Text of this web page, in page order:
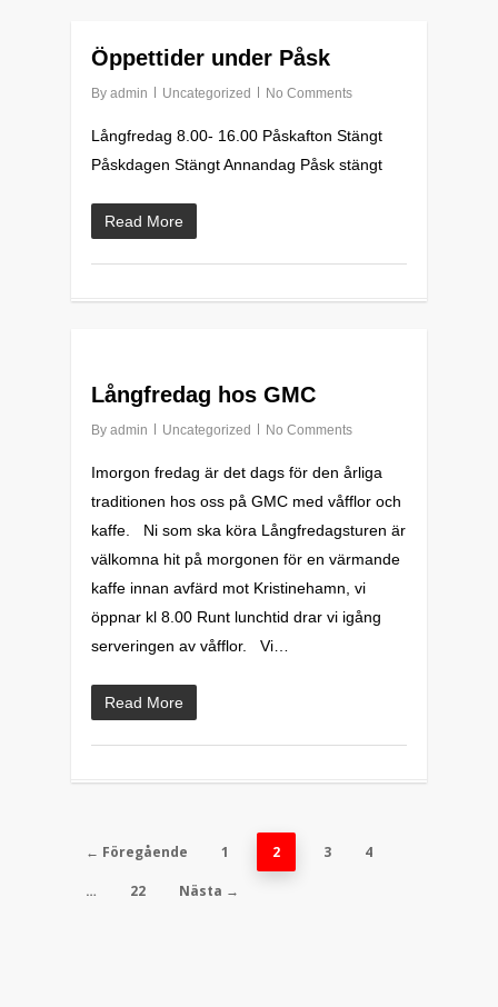
Öppettider under Påsk
By admin Uncategorized No Comments
Långfredag 8.00- 16.00 Påskafton Stängt
Påskdagen Stängt Annandag Påsk stängt
Read More
0
Långfredag hos GMC
By admin Uncategorized No Comments
Imorgon fredag är det dags för den årliga
traditionen hos oss på GMC med våfflor och
kaffe. Ni som ska köra Långfredagsturen är
välkomna hit på morgonen för en värmande
kaffe innan avfärd mot Kristinehamn, vi
öppnar kl 8.00 Runt lunchtid drar vi igång
serveringen av våfflor. Vi…
Read More
← Föregående 1 2 3 4
… 22 Nästa →